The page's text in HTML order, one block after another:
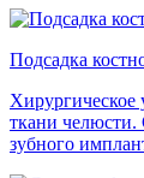
Подсадка
Хирургическое
ткани челюсти.
зубного